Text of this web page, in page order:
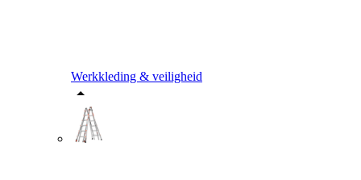
Werkkleding & veiligheid